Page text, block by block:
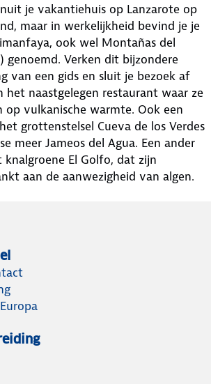
je vakantiehuis op Lanzarote op
maar in werkelijkheid bevind je je
ook wel Montañas del
genoemd. Verken dit bijzondere
van een gids en sluit je bezoek af
het naastgelegen restaurant waar ze
op vulkanische warmte. Ook een
grottenstelsel Cueva de los Verdes
meer Jameos del Agua. Een ander
knalgroene El Golfo, dat zijn
aan de aanwezigheid van algen.